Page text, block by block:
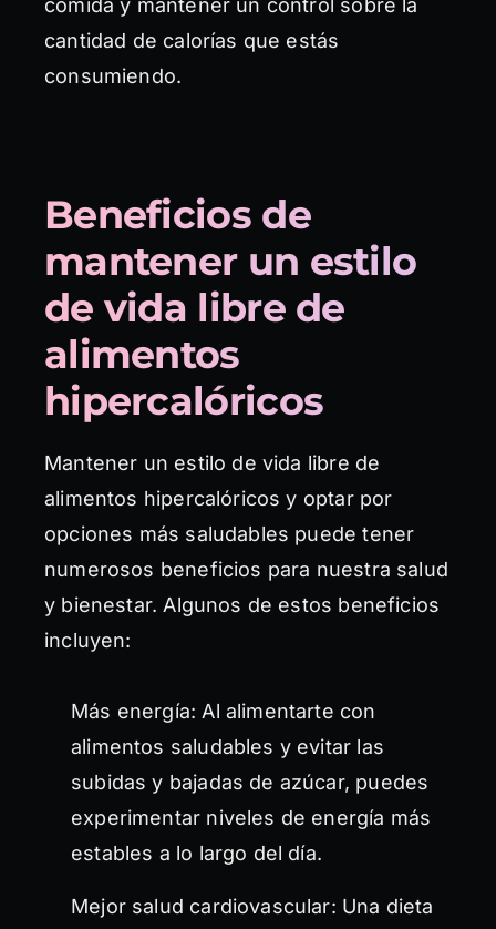
comida y mantener un control sobre la
cantidad de calorías que estás
consumiendo.
Beneficios de
mantener un estilo
de vida libre de
alimentos
hipercalóricos
Mantener un estilo de vida libre de
alimentos hipercalóricos y optar por
opciones más saludables puede tener
numerosos beneficios para nuestra salud
y bienestar. Algunos de estos beneficios
incluyen:
Más energía: Al alimentarte con
alimentos saludables y evitar las
subidas y bajadas de azúcar, puedes
experimentar niveles de energía más
estables a lo largo del día.
Mejor salud cardiovascular: Una dieta